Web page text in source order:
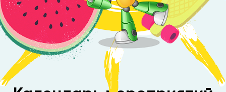
Календарь мероприятий